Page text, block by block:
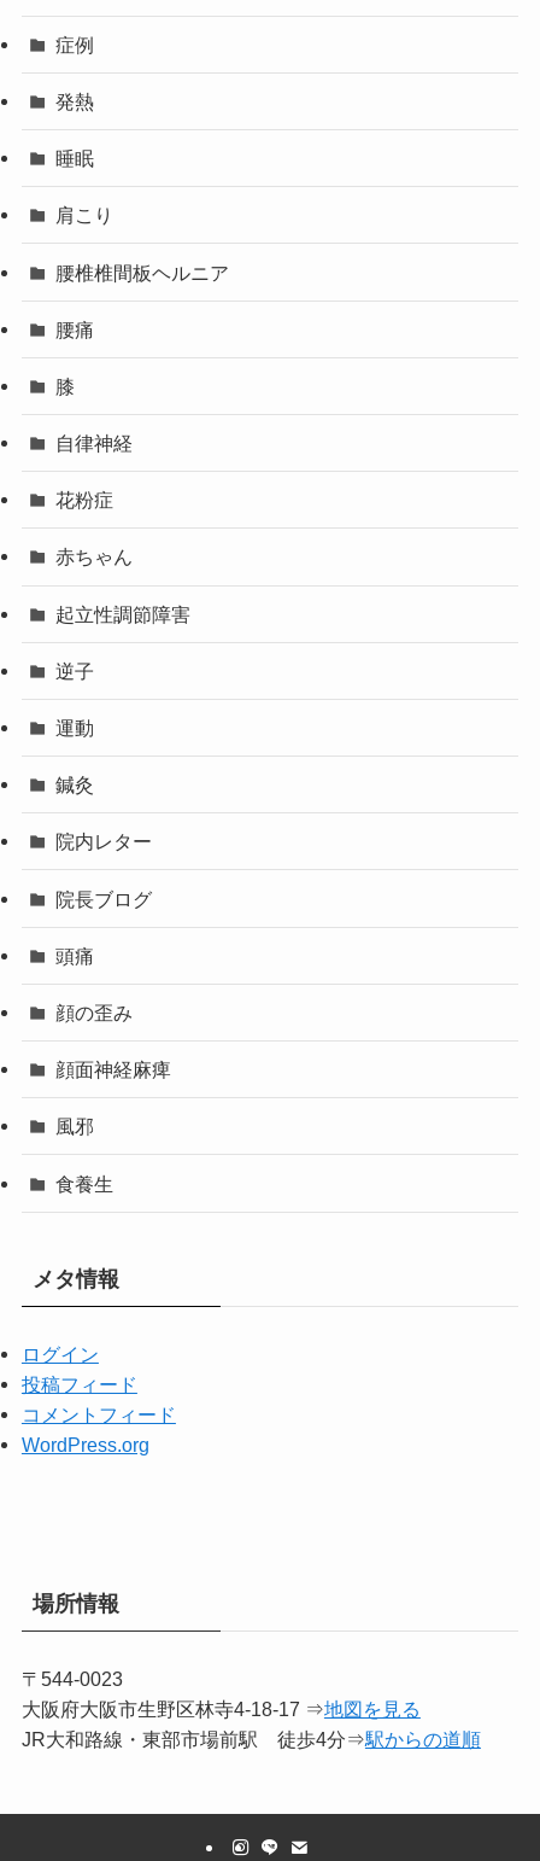
症例
発熱
睡眠
肩こり
腰椎椎間板ヘルニア
腰痛
膝
自律神経
花粉症
赤ちゃん
起立性調節障害
逆子
運動
鍼灸
院内レター
院長ブログ
頭痛
顔の歪み
顔面神経麻痺
風邪
食養生
メタ情報
ログイン
投稿フィード
コメントフィード
WordPress.org
場所情報
〒544-0023
大阪府大阪市生野区林寺4-18-17 ⇒地図を見る
JR大和路線・東部市場前駅 徒歩4分⇒駅からの道順